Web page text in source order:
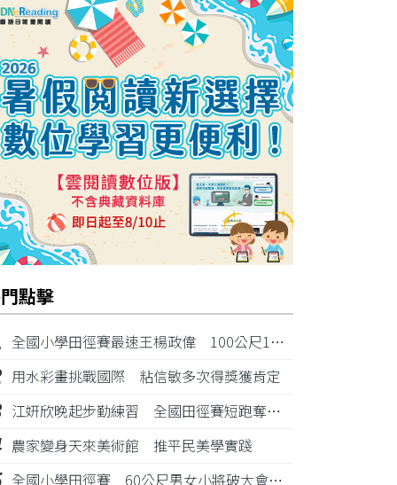
點擊
全國小學田徑賽最速王楊政偉 100公尺11秒87奪金
用水彩畫挑戰國際 粘信敏多次得獎獲肯定
江姸欣晚起步勤練習 全國田徑賽短跑奪金摘銅
農家變身天來美術館 推平民美學實踐
全國小學田徑賽 60公尺男女小將破大會紀錄